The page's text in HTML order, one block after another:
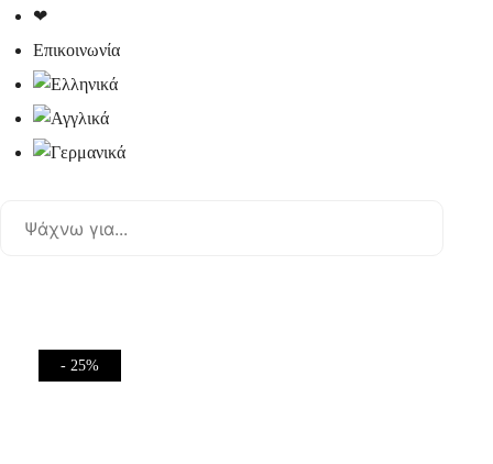
❤
Επικοινωνία
- 25%